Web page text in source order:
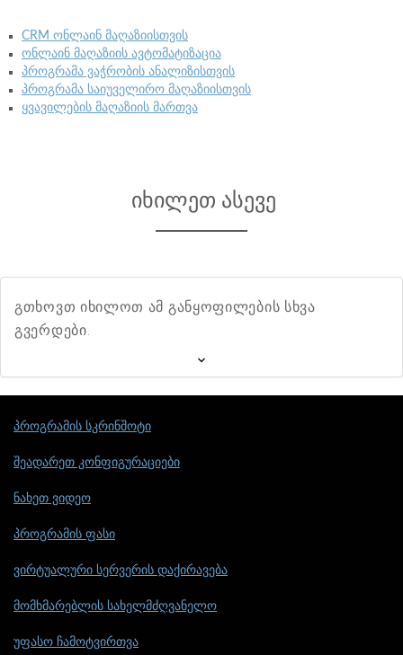
CRM ონლაინ მაღაზიისთვის
ონლაინ მაღაზიის ავტომატიზაცია
პროგრამა ვაჭრობის ანალიზისთვის
პროგრამა საიუველირო მაღაზიისთვის
ყვავილების მაღაზიის მართვა
იხილეთ ასევე
გთხოვთ იხილოთ ამ განყოფილების სხვა
გვერდები.
პროგრამის სკრინშოტი
შეადარეთ კონფიგურაციები
ნახეთ ვიდეო
პროგრამის ფასი
ვირტუალური სერვერის დაქირავება
მომხმარებლის სახელმძღვანელო
უფასო ჩამოტვირთვა